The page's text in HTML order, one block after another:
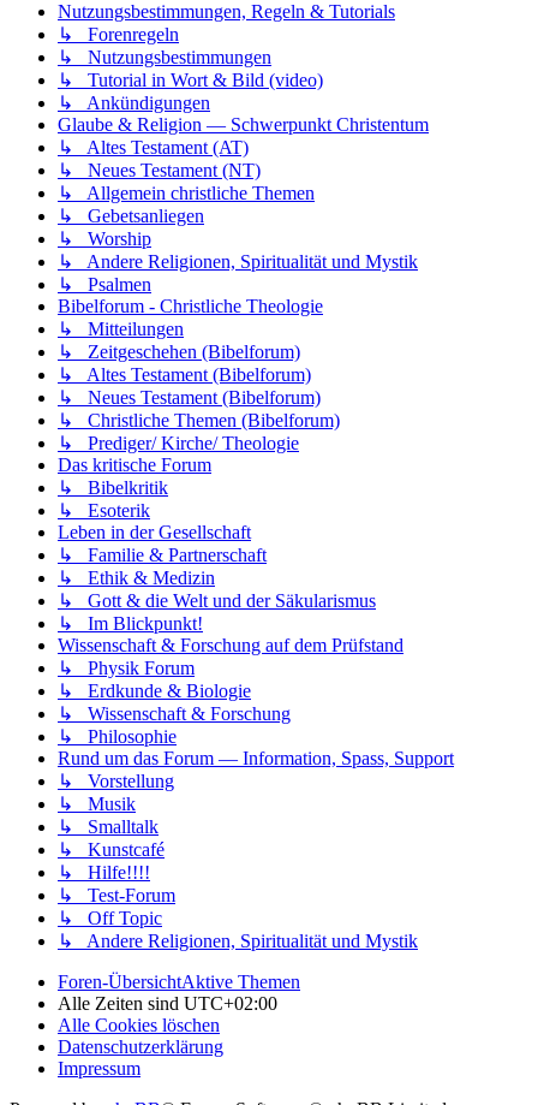
Nutzungsbestimmungen, Regeln & Tutorials
↳ Forenregeln
↳ Nutzungsbestimmungen
↳ Tutorial in Wort & Bild (video)
↳ Ankündigungen
Glaube & Religion — Schwerpunkt Christentum
↳ Altes Testament (AT)
↳ Neues Testament (NT)
↳ Allgemein christliche Themen
↳ Gebetsanliegen
↳ Worship
↳ Andere Religionen, Spiritualität und Mystik
↳ Psalmen
Bibelforum - Christliche Theologie
↳ Mitteilungen
↳ Zeitgeschehen (Bibelforum)
↳ Altes Testament (Bibelforum)
↳ Neues Testament (Bibelforum)
↳ Christliche Themen (Bibelforum)
↳ Prediger/ Kirche/ Theologie
Das kritische Forum
↳ Bibelkritik
↳ Esoterik
Leben in der Gesellschaft
↳ Familie & Partnerschaft
↳ Ethik & Medizin
↳ Gott & die Welt und der Säkularismus
↳ Im Blickpunkt!
Wissenschaft & Forschung auf dem Prüfstand
↳ Physik Forum
↳ Erdkunde & Biologie
↳ Wissenschaft & Forschung
↳ Philosophie
Rund um das Forum — Information, Spass, Support
↳ Vorstellung
↳ Musik
↳ Smalltalk
↳ Kunstcafé
↳ Hilfe!!!!
↳ Test-Forum
↳ Off Topic
↳ Andere Religionen, Spiritualität und Mystik
Foren-ÜbersichtAktive Themen
Alle Zeiten sind UTC+02:00
Alle Cookies löschen
Datenschutzerklärung
Impressum